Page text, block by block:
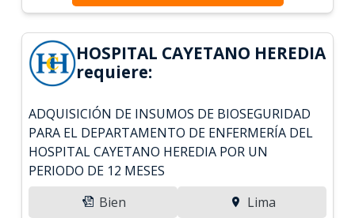
HOSPITAL CAYETANO HEREDIA
requiere:
ADQUISICIÓN DE INSUMOS DE BIOSEGURIDAD
PARA EL DEPARTAMENTO DE ENFERMERÍA DEL
HOSPITAL CAYETANO HEREDIA POR UN
PERIODO DE 12 MESES
Bien
Lima